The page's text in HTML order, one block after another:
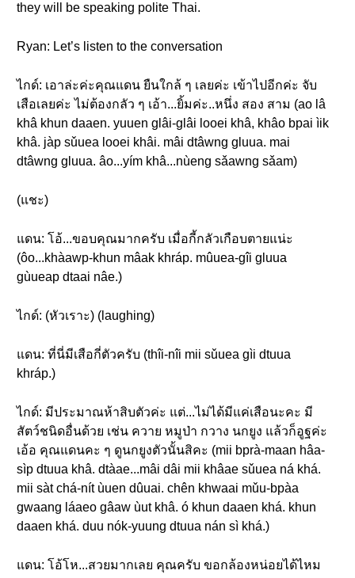
they will be speaking polite Thai.
Ryan: Let’s listen to the conversation
ไกด์: เอาล่ะค่ะคุณแดน ยืนใกล้ ๆ เลยค่ะ เข้าไปอีกค่ะ จับ
เสือเลยค่ะ ไม่ต้องกลัว ๆ เอ้า...ยิ้มค่ะ..หนึ่ง สอง สาม (ao lâ
khâ khun daaen. yuuen glâi-glâi looei khâ, khâo bpai ìik
khâ. jàp sǔuea looei khâi. mâi dtâwng gluua. mai
dtâwng gluua. âo...yím khâ...nùeng sǎawng sǎam)
(แชะ)
แดน: โอ้...ขอบคุณมากครับ เมื่อกี้กลัวเกือบตายแน่ะ
(ôo...khàawp-khun mâak khráp. mûuea-gîi gluua
gùueap dtaai nâe.)
ไกด์: (หัวเราะ) (laughing)
แดน: ที่นี่มีเสือกี่ตัวครับ (thîi-nîi mii sǔuea gìi dtuua
khráp.)
ไกด์: มีประมาณห้าสิบตัวค่ะ แต่...ไม่ได้มีแค่เสือนะคะ มี
สัตว์ชนิดอื่นด้วย เช่น ควาย หมูป่า กวาง นกยูง แล้วก็อูฐค่ะ
เอ้อ คุณแดนคะ ๆ ดูนกยูงตัวนั้นสิคะ (mii bprà-maan hâa-
sìp dtuua khâ. dtàae...mâi dâi mii khâae sǔuea ná khá.
mii sàt chá-nít ùuen dûuai. chên khwaai mǔu-bpàa
gwaang láaeo gâaw ùut khâ. ó khun daaen khá. khun
daaen khá. duu nók-yuung dtuua nán sì khá.)
แดน: โอ้โห...สวยมากเลย คุณครับ ขอกล้องหน่อยได้ไหม